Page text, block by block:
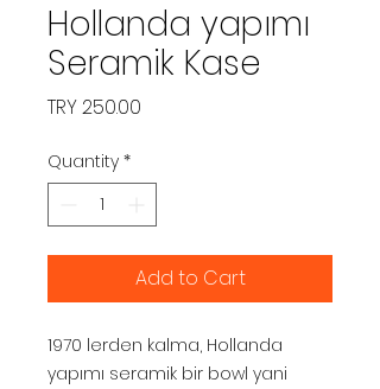
Hollanda yapımı
Seramik Kase
TRY 250.00
Quantity *
Add to Cart
1970 lerden kalma, Hollanda
yapımı seramik bir bowl yani